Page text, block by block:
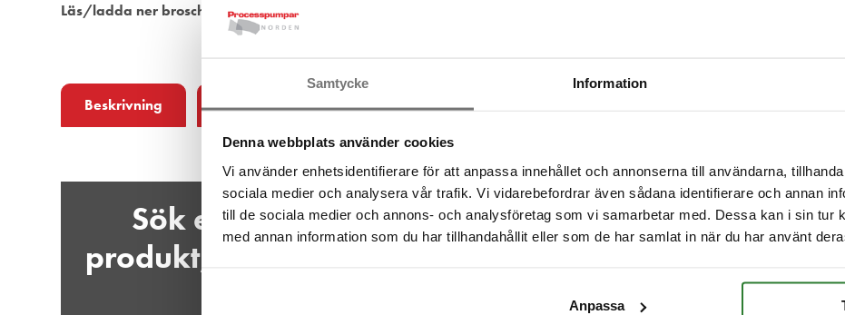
Samtycke Information
Denna webbplats använder cookies
Vi använder enhetsidentifierare för att anpassa innehållet och annonserna till användarna,
sociala medier och analysera vår trafik. Vi vidarebefordrar även sådana identifierare och annan
till de sociala medier och annons- och analysföretag som vi samarbetar med. Dessa kan i sin tur
med annan information som du har tillhandahållit eller som de har samlat in när du har använt
Anpassa
Läs/ladda ner broschyr
Beskrivning Applikationsområden Fler produkter från fabrikören
Sök efter efter
produkt, varumärke
Ditt projekt,
vårt fokus